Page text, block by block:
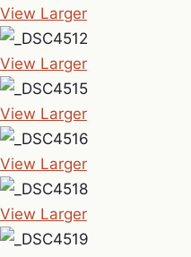
View Larger
View Larger
View Larger
View Larger
View Larger